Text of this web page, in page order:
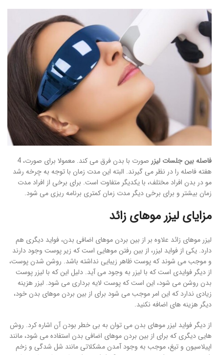
فاصله بین جلسات لیزر
صورت با بدن فرق می کند. معمولا برای صورت، 4
هفته فاصله را در نظر می گیرند. البته این مدت زمان با توجه به چرخه رشد
مو در بدن افراد مختلف، با یکدیگر متفاوت است. برای برخی از افراد مدت
زمان بیشتر و برای برخی دیگر مدت زمان کمتری برنامه ریزی می شود.
مزایای لیزر موهای زائد
لیزر موهای زائد علاوه بر از بین بردن موهای اضافی بدن، فواید دیگری هم
دارد. یکی از فواید لیزر، از بین رفتن موهایی است که زیر پوست وجود دارند
و موجب می شوند که پوست ظاهر زیبایی نداشته باشد. روشن شدن پوست،
از دیگر فوایدی است که با لیزر به وجود می آید. دلیل این که با لیزر پوست
بدن روشن می شود، این است که پوست لایه برداری می شود. لیزر هزینه
زیادی ندارد که این امر موجب می شود برای از بین بردن موهای بدن خود،
دیگر هزینه های اضافه نکنید.
از دیگر فواید لیزر موهای بدن می توان به بی خطر بودن آن اشاره کرد. روش
هایی دیگری که برای از بین بردن موهای اضافی بدن استفاده می شود، مانند
اپیلاسیون و تیغ، موجب به وجود آمدن مشکلاتی مانند شل شدگی و زخم